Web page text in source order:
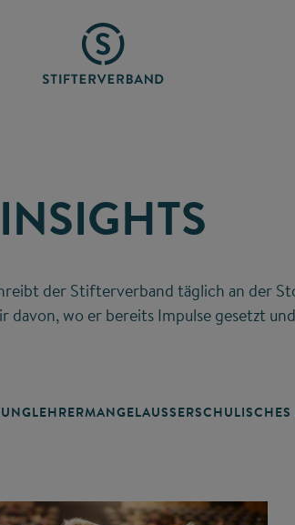
INSIGHTS
der Stifterverband täglich an der
davon, wo er bereits Impulse gesetzt
LEHRERMANGELAUSSERSCHULISCHES